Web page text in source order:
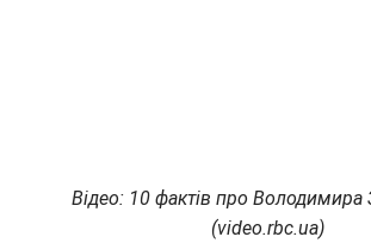
Відео: 10 фактів про Володимира
(video.rbc.ua)